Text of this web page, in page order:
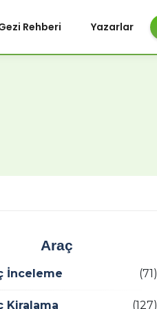
Rehberi Yazarlar
Araç
İnceleme (71)
Kiralama (127)